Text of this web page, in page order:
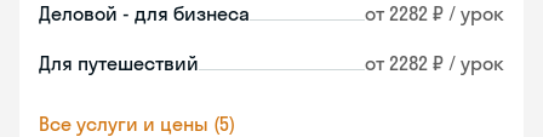
Деловой - для бизнеса от 2282 ₽ / урок
Для путешествий от 2282 ₽ / урок
Все услуги и цены (5)